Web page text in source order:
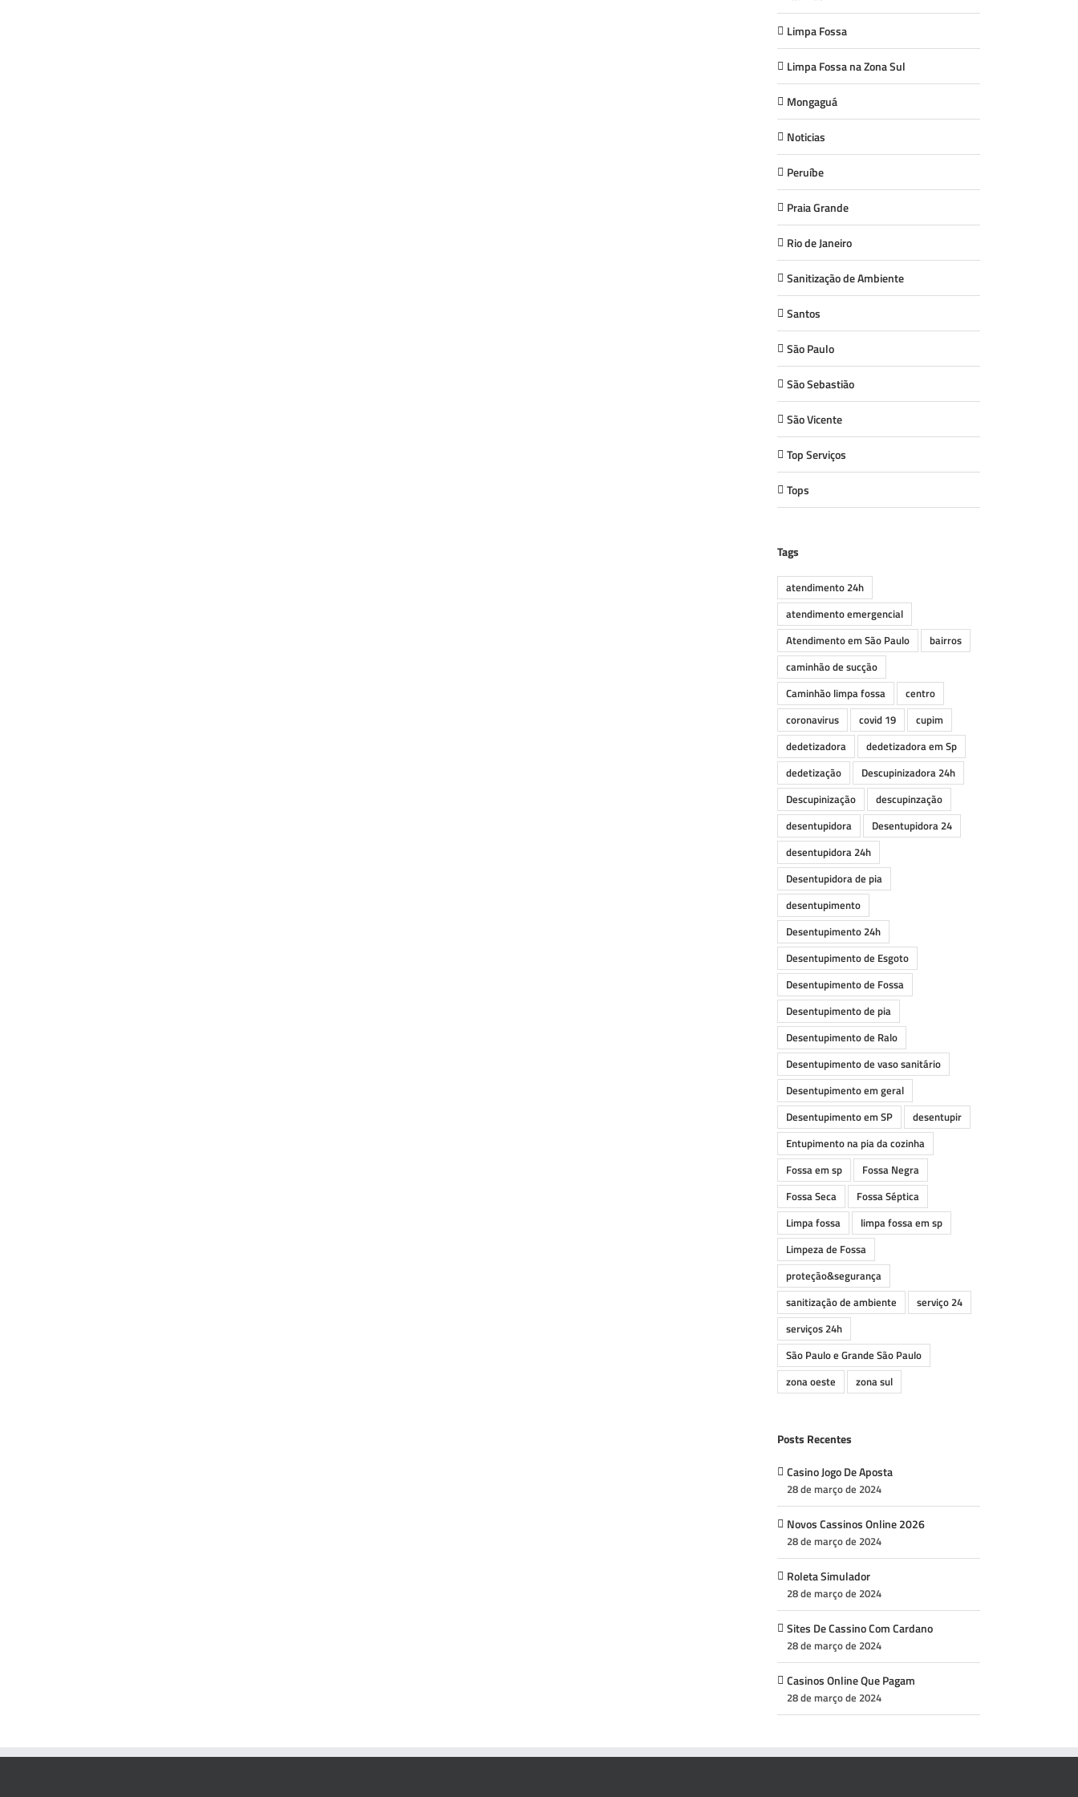
Limpa Fossa
Limpa Fossa na Zona Sul
Mongaguá
Noticias
Peruíbe
Praia Grande
Rio de Janeiro
Sanitização de Ambiente
Santos
São Paulo
São Sebastião
São Vicente
Top Serviços
Tops
Tags
atendimento 24h
atendimento emergencial
Atendimento em São Paulo
bairros
caminhão de sucção
Caminhão limpa fossa
centro
coronavirus
covid 19
cupim
dedetizadora
dedetizadora em Sp
dedetização
Descupinizadora 24h
Descupinização
descupinzação
desentupidora
Desentupidora 24
desentupidora 24h
Desentupidora de pia
desentupimento
Desentupimento 24h
Desentupimento de Esgoto
Desentupimento de Fossa
Desentupimento de pia
Desentupimento de Ralo
Desentupimento de vaso sanitário
Desentupimento em geral
Desentupimento em SP
desentupir
Entupimento na pia da cozinha
Fossa em sp
Fossa Negra
Fossa Seca
Fossa Séptica
Limpa fossa
limpa fossa em sp
Limpeza de Fossa
proteção&segurança
sanitização de ambiente
serviço 24
serviços 24h
São Paulo e Grande São Paulo
zona oeste
zona sul
Posts Recentes
Casino Jogo De Aposta
28 de março de 2024
Novos Cassinos Online 2026
28 de março de 2024
Roleta Simulador
28 de março de 2024
Sites De Cassino Com Cardano
28 de março de 2024
Casinos Online Que Pagam
28 de março de 2024